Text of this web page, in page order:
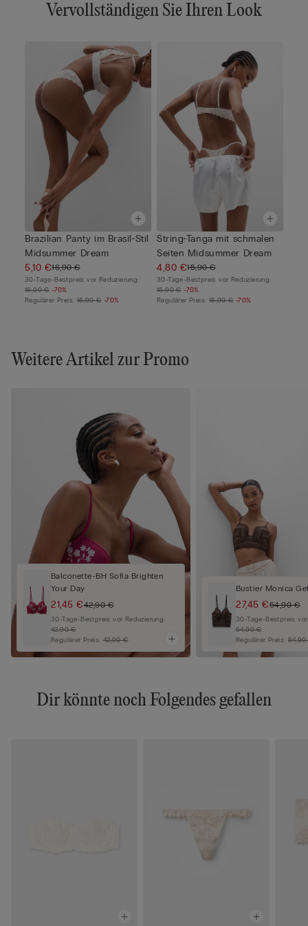
Vervollständigen Sie Ihren Look
Brazilian Panty im Brasil-Stil
Midsummer Dream
5,10 €16,90 €
30-Tage-Bestpreis vor Reduzierung:
16,90 € -70%
Regulärer Preis: 16,90 € -70%
String-Tanga mit schmalen
Seiten Midsummer Dream
4,80 €15,90 €
30-Tage-Bestpreis vor Reduzierung:
15,90 € -70%
Regulärer Preis: 15,90 € -70%
Weitere Artikel zur Promo
Balconette-BH Sofia Brighten
Your Day
21,45 €42,90 €
30-Tage-Bestpreis vor Reduzierung:
42,90 €
Regulärer Preis: 42,90 €
Bustier Monica
27,45 €54,90 €
30-Tage-Bestpreis
54,90 €
Regulärer Preis:
Dir könnte noch Folgendes gefallen